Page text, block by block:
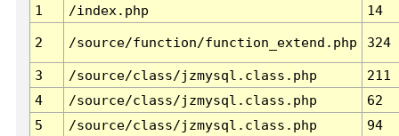
1
/index.php 14
2 /source/function/function_extend.php 324
3 /source/class/jzmysql.class.php
211
4
/source/class/jzmysql.class.php
62
5
/source/class/jzmysql.class.php
94